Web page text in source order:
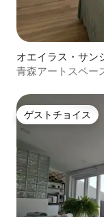
オエイラス・サン
青森アートスペー
ゲストチョイス
ゲストチョイス